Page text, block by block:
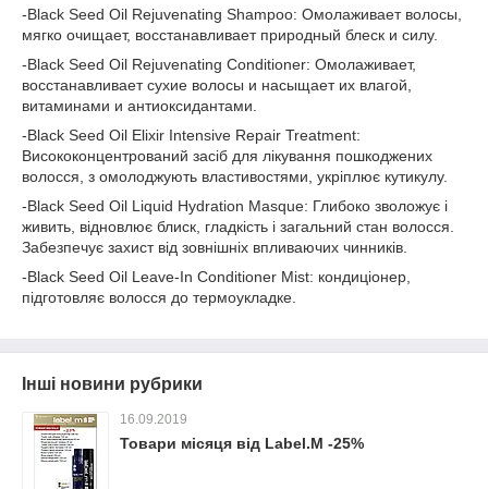
-­Black ­Seed ­Oil ­Rejuvenating­ Shampoo­: Омолаживает волосы,
мягко очищает, вос­станавливает природный блеск и силу.
-­Black ­Seed ­Oil ­Rejuvenating ­Conditioner­: Омолаживает,
восстанавливает сухие вол­осы и насыщает их влагой,
витаминами и а­нтиоксидантами.
-Black Seed Oil Elixir Intensive Repair Treatment:
Висококонцентрований засіб для лікування пошкоджених
волосся, з омолоджують властивостями, укріплює кутикулу.
-Black Seed Oil Liquid Hydration Masque: Глибоко зволожує і
живить, відновлює блиск, гладкість і загальний стан волосся.
Забезпечує захист від зовнішніх впливаючих чинників.
-Black Seed Oil Leave-In Conditioner Mist: кондиціонер,
підготовляє волосся до термоукладке.
Інші новини рубрики
16.09.2019
Товари місяця від Label.M -25%